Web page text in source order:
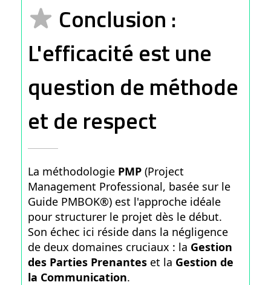
Conclusion :
L'efficacité est une
question de méthode
et de respect
La méthodologie PMP (Project
Management Professional, basée sur le
Guide PMBOK®) est l'approche idéale
pour structurer le projet dès le début.
Son échec ici réside dans la négligence
de deux domaines cruciaux : la Gestion
des Parties Prenantes et la Gestion de
la Communication.